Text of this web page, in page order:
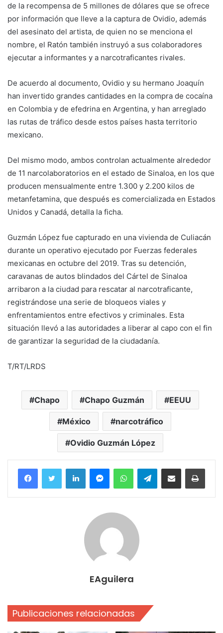
de la recompensa de 5 millones de dólares que se ofrece
por información que lleve a la captura de Ovidio, además
del asesinato del artista, de quien no se menciona el
nombre, el Ratón también instruyó a sus colaboradores
ejecutar a informantes y a narcotraficantes rivales.
De acuerdo al documento, Ovidio y su hermano Joaquín
han invertido grandes cantidades en la compra de cocaína
en Colombia y de efedrina en Argentina, y han arreglado
las rutas de tráfico desde estos países hasta territorio
mexicano.
Del mismo modo, ambos controlan actualmente alrededor
de 11 narcolaboratorios en el estado de Sinaloa, en los que
producen mensualmente entre 1.300 y 2.200 kilos de
metanfetamina, que después es comercializada en Estados
Unidos y Canadá, detalla la ficha.
Guzmán López fue capturado en una vivienda de Culiacán
durante un operativo ejecutado por Fuerzas federales
mexicanas en octubre del 2019. Tras su detención,
caravanas de autos blindados del Cártel de Sinaloa
arribaron a la ciudad para rescatar al narcotraficante,
registrándose una serie de bloqueos viales y
enfrentamientos entre efectivos y criminales. Esta
situación llevó a las autoridades a liberar al capo con el fin
de garantizar la seguridad de la ciudadanía.
T/RT/LRDS
Chapo Chapo Guzmán EEUU
México narcotráfico
Ovidio Guzmán López
FacebookTwitter LinkedInMessengerWhatsAppTelegramCompartir por correo electrónico
EAguilera
Publicaciones relacionadas